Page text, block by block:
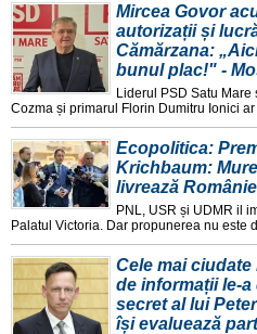
Mircea Govor
autorizații și
Cămărzana:
bunul plac!" -
Liderul PSD Satu Mare
Cozma și primarul Florin Dumitru Ionici ar
Ecopolitica:
Krichbaum:
livrează
PNL, USR și UDMR il
Palatul Victoria. Dar propunerea nu este
Cele mai
de informații le-
secret al lui
își evaluează